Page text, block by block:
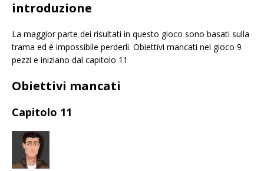
introduzione
La maggior parte dei risultati in questo gioco sono basati sulla
trama ed è impossibile perderli. Obiettivi mancati nel gioco 9
pezzi e iniziano dal capitolo 11
Obiettivi mancati
Capitolo 11